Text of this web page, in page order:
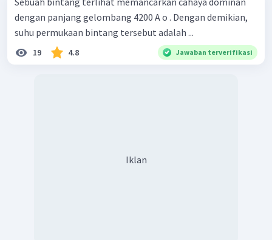
dengan panjang gelombang 4200 A o . Dengan demikian,
suhu permukaan bintang tersebut adalah ...
19 4.8 Jawaban terverifikasi
Iklan